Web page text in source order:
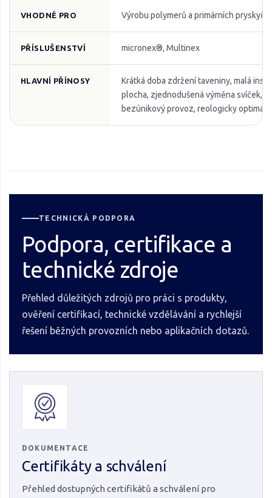
VHODNÉ PRO Výrobu polymerů a primárních pryskyřic
PŘÍSLUŠENSTVÍ micronex®, Multinex
HLAVNÍ PŘÍNOSY
Krátká doba zdržení taveniny, malá
plocha, zjednodušená výměna svíček,
bezúnikový provoz, reologicky
TECHNICKÁ PODPORA
Podpora, certifikace a
technické zdroje
Přehled důležitých zdrojů pro práci s produkty,
ověření certifikací, technické vzdělávání a rychlejší
řešení běžných provozních nebo aplikačních dotazů.
DOKUMENTACE
Certifikáty a schválení
Přehled dostupných certifikátů a schválení pro